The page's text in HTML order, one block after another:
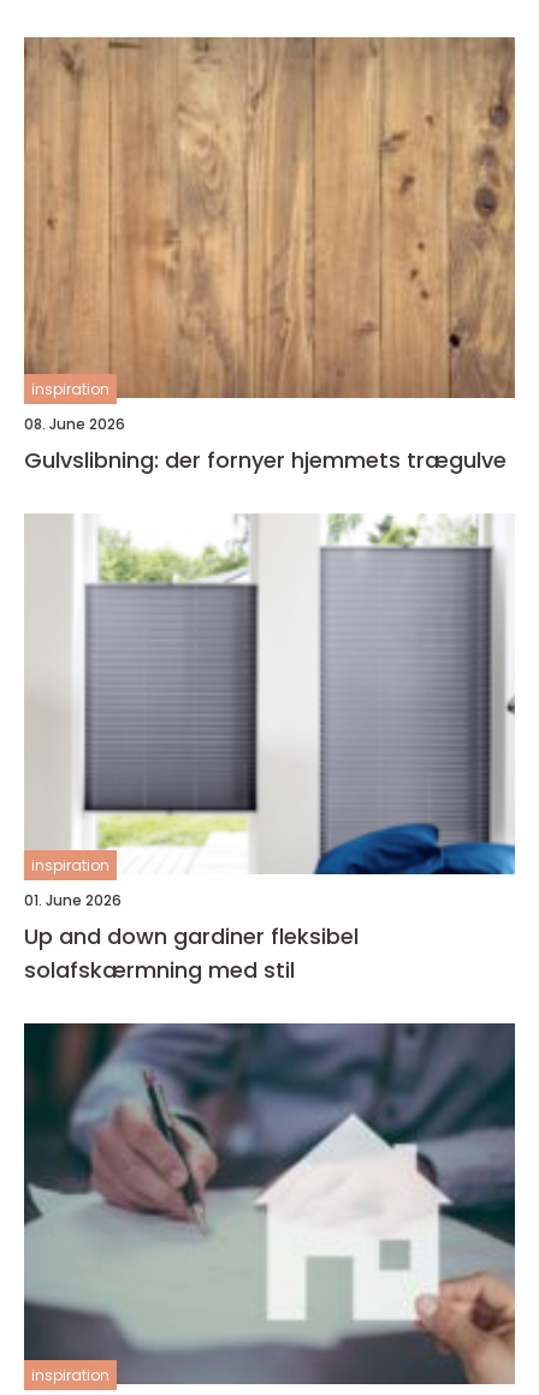
inspiration
08. June 2026
Gulvslibning: der fornyer hjemmets trægulve
inspiration
01. June 2026
Up and down gardiner fleksibel
solafskærmning med stil
inspiration